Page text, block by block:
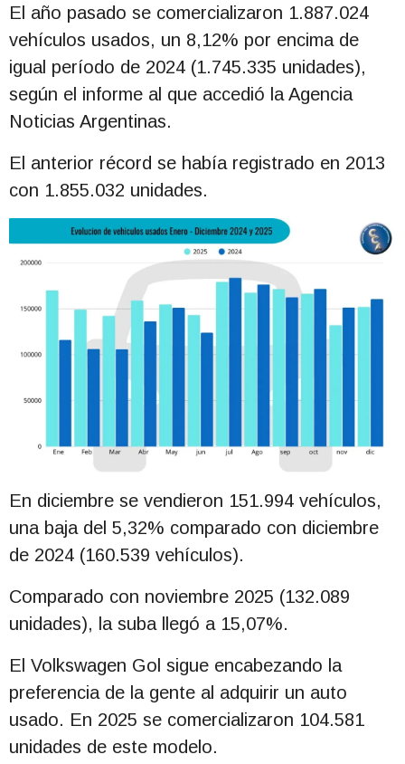
El año pasado se comercializaron 1.887.024
vehículos usados, un 8,12% por encima de
igual período de 2024 (1.745.335 unidades),
según el informe al que accedió la Agencia
Noticias Argentinas.
El anterior récord se había registrado en 2013
con 1.855.032 unidades.
En diciembre se vendieron 151.994 vehículos,
una baja del 5,32% comparado con diciembre
de 2024 (160.539 vehículos).
Comparado con noviembre 2025 (132.089
unidades), la suba llegó a 15,07%.
El Volkswagen Gol sigue encabezando la
preferencia de la gente al adquirir un auto
usado. En 2025 se comercializaron 104.581
unidades de este modelo.